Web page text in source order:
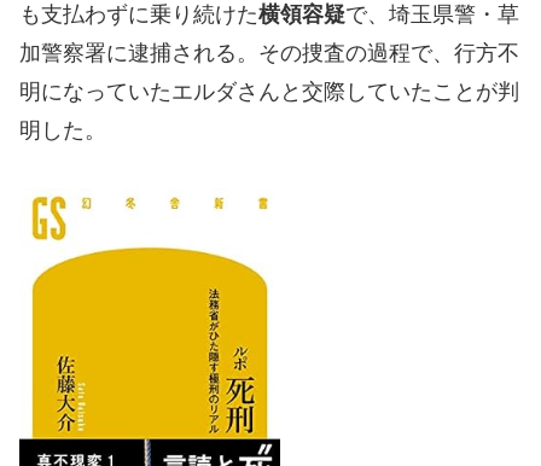
も支払わずに乗り続けた横領容疑で、埼玉県警・草
加警察署に逮捕される。その捜査の過程で、行方不
明になっていたエルダさんと交際していたことが判
明した。